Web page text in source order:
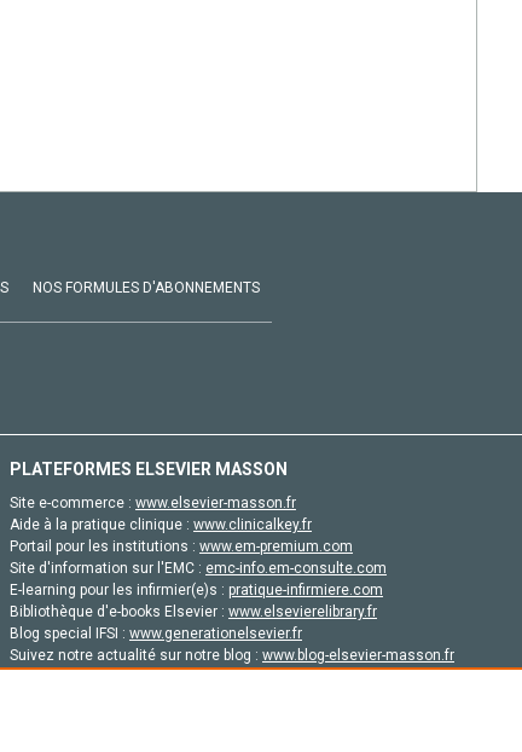
NOS FORMULES D'ABONNEMENTS
PLATEFORMES ELSEVIER MASSON
Site e-commerce : www.elsevier-masson.fr
Aide à la pratique clinique : www.clinicalkey.fr
Portail pour les institutions : www.em-premium.com
Site d'information sur l'EMC : emc-info.em-consulte.com
E-learning pour les infirmier(e)s : pratique-infirmiere.com
Bibliothèque d'e-books Elsevier : www.elsevierelibrary.fr
Blog special IFSI : www.generationelsevier.fr
Suivez notre actualité sur notre blog : www.blog-elsevier-masson.fr